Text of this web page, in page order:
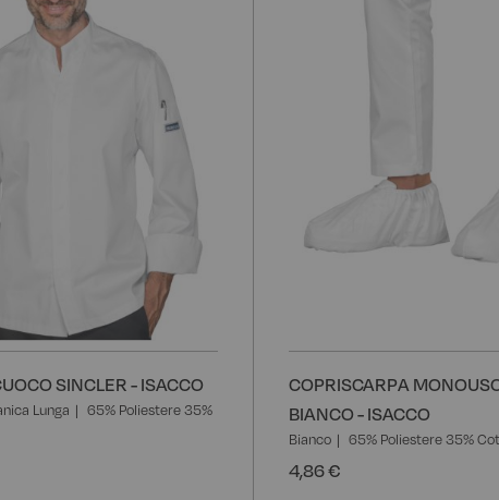
SINCLER - ISACCO
Lunga
65% Poliestere 35%
COPRISCARPA
BIANCO - ISACCO
Bianco 65% Poliestere 35%
4,86 €